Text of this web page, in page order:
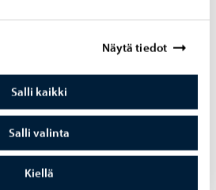
Näytä tiedot
Salli kaikki
Salli valinta
Kiellä
la­taa­mi­sen es­tä­